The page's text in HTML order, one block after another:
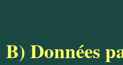
B)Données